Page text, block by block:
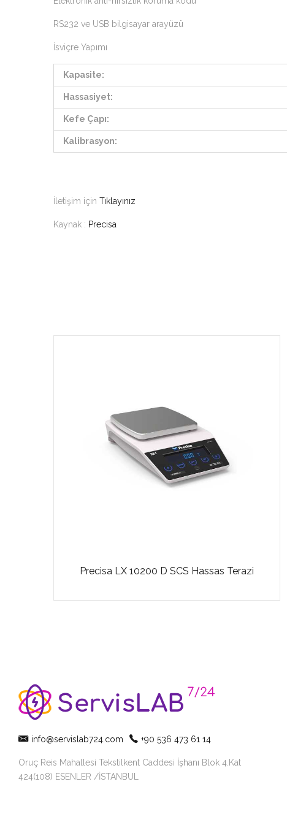
RS232 ve USB bilgisayar arayüzü
İsviçre Yapımı
Kapasite:
Hassasiyet:
Kefe Çapı:
Kalibrasyon:
İletişim için Tıklayınız
Kaynak : Precisa
Precisa LX 10200 D SCS Hassas Terazi
info@servislab724.com +90 536 473 61 14
Oruç Reis Mahallesi Tekstilkent Caddesi İşhanı Blok 4.Kat
424(108) ESENLER /İSTANBUL